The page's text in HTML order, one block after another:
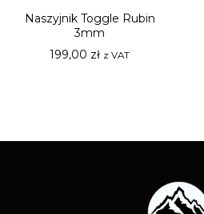
Naszyjnik Toggle Rubin
3mm
199,00 zł z VAT